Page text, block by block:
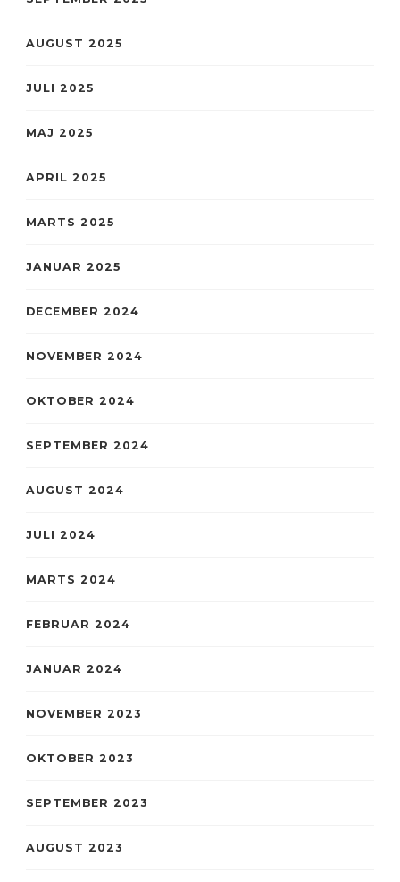
AUGUST 2025
JULI 2025
MAJ 2025
APRIL 2025
MARTS 2025
JANUAR 2025
DECEMBER 2024
NOVEMBER 2024
OKTOBER 2024
SEPTEMBER 2024
AUGUST 2024
JULI 2024
MARTS 2024
FEBRUAR 2024
JANUAR 2024
NOVEMBER 2023
OKTOBER 2023
SEPTEMBER 2023
AUGUST 2023